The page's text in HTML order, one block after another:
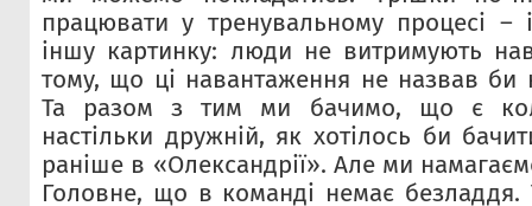
працювати у тренувальному процесі –
іншу картинку: люди не витримують
тому, що ці навантаження не назвав би
Та разом з тим ми бачимо, що є
настільки дружній, як хотілось би
раніше в «Олександрії». Але ми
Головне, що в команді немає